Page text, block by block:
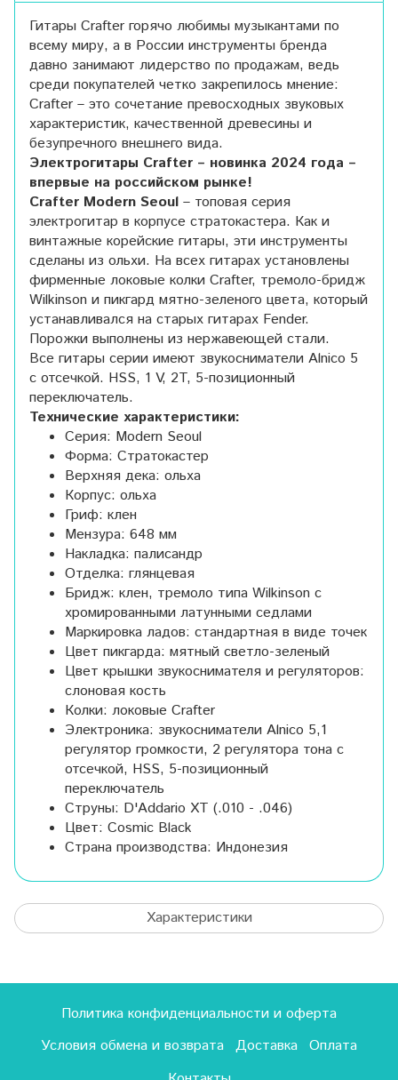
Гитары Crafter горячо любимы музыкантами по
всему миру, а в России инструменты бренда
давно занимают лидерство по продажам, ведь
среди покупателей четко закрепилось мнение:
Crafter – это сочетание превосходных звуковых
характеристик, качественной древесины и
безупречного внешнего вида.
Электрогитары Crafter – новинка 2024 года –
впервые на российском рынке!
Crafter Modern Seoul – топовая серия
электрогитар в корпусе стратокастера. Как и
винтажные корейские гитары, эти инструменты
сделаны из ольхи. На всех гитарах установлены
фирменные локовые колки Crafter, тремоло-бридж
Wilkinson и пикгард мятно-зеленого цвета, который
устанавливался на старых гитарах Fender.
Порожки выполнены из нержавеющей стали.
Все гитары серии имеют звукосниматели Alnico 5
c отсечкой. HSS, 1 V, 2T, 5-позиционный
переключатель.
Технические характеристики:
Серия: Modern Seoul
Форма: Стратокастер
Верхняя дека: ольха
Корпус: ольха
Гриф: клен
Мензура: 648 мм
Накладка: палисандр
Отделка: глянцевая
Бридж: клен, тремоло типа Wilkinson с
хромированными латунными седлами
Маркировка ладов: стандартная в виде точек
Цвет пикгарда: мятный светло-зеленый
Цвет крышки звукоснимателя и регуляторов:
слоновая кость
Колки: локовые Crafter
Электроника: звукосниматели Alnico 5,1
регулятор громкости, 2 регулятора тона с
отсечкой, HSS, 5-позиционный
переключатель
Струны: D'Addario XT (.010 - .046)
Цвет: Cosmic Black
Страна производства: Индонезия
Характеристики
Политика конфиденциальности и оферта
Условия обмена и возврата Доставка Оплата